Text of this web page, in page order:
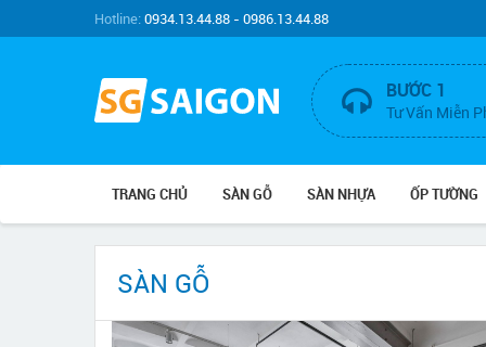
Hotline:0934.13.44.88 - 0986.13.44.88
BƯỚC 1
Tư Vấn Miễn
TRANG CHỦ SÀN GỖ SÀN NHỰA ỐP TƯỜNG
SÀN GỖ